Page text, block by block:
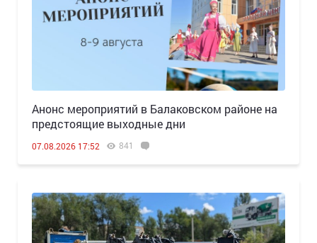
Анонс мероприятий в Балаковском районе на
предстоящие выходные дни
07.08.2026 17:52 841